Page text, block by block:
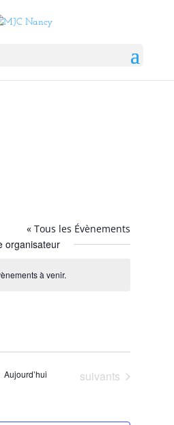
« Tous les Évènements
organisateur
à venir.
Aujourd’hui Évènements
suivants